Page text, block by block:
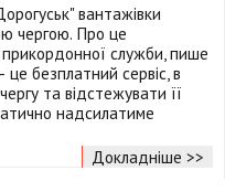
вантажівки
чергою. Про це
служби, пише
безплатний сервіс, в
та відстежувати її
надсилатиме
Докладніше >>